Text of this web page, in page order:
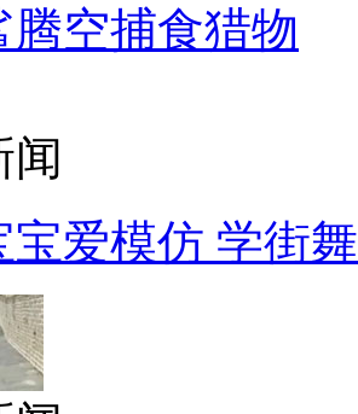
腾空捕食猎物
闻
宝爱模仿 学街